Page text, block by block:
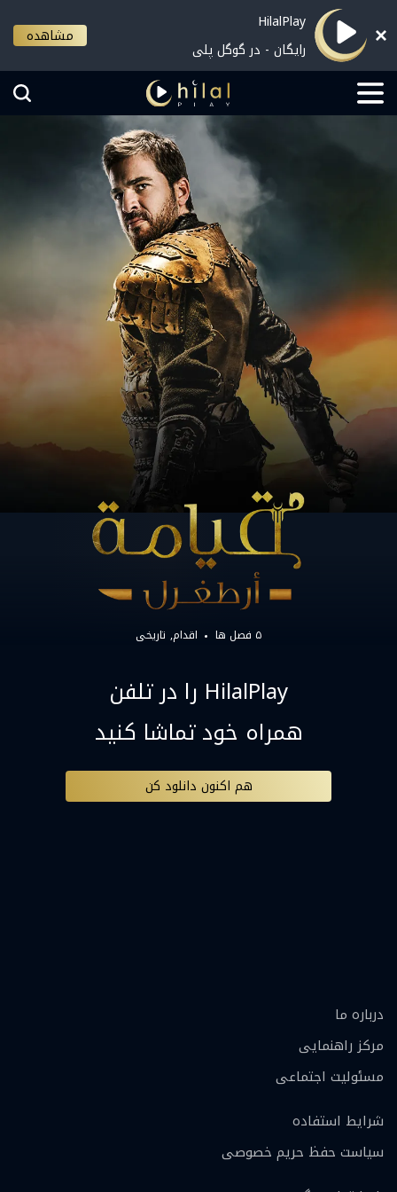
HilalPlay
رایگان - در گوگل پلی
مشاهده
۵ فصل ها اقدام تاریخی
HilalPlay را در تلفن
همراه خود تماشا کنید
هم اکنون دانلود کن
درباره ما
مرکز راهنمایی
مسئولیت اجتماعی
شرایط استفاده
سیاست حفظ حریم خصوصی